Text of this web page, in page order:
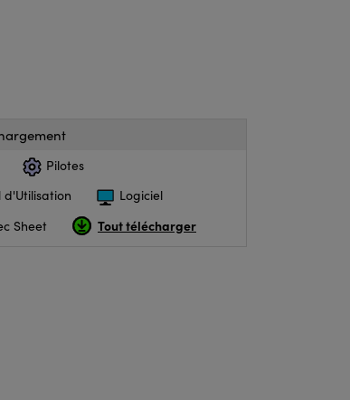
Pilotes
d'Utilisation
Logiciel
Sheet
Tout télécharger